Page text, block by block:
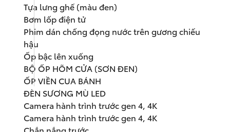
Tựa lưng ghế (màu đen)
Bơm lốp điện tử
Phim dán chống đọng nước trên gương chiếu
hậu
Ốp bậc lên xuống
BỘ ỐP HÕM CỬA (SƠN ĐEN)
ỐP VIỀN CUA BÁNH
ĐÈN SƯƠNG MÙ LED
Camera hành trình trước gen 4, 4K
Camera hành trình trước gen 4, 4K